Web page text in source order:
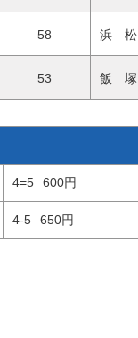
58 浜 松
53 飯 塚
4=5 600円
4-5 650円